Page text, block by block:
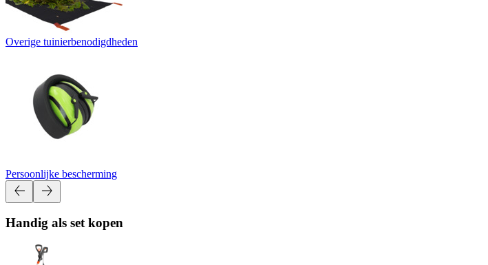
Overige tuinierbenodigdheden
Persoonlijke bescherming
Handig als set kopen